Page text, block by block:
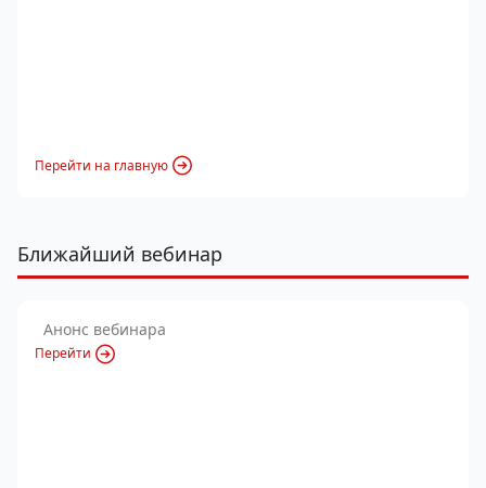
Перейти на главную
Ближайший вебинар
Анонс вебинара
Перейти